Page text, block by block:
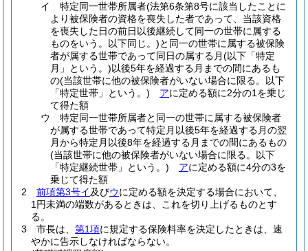
イ
特定同一世帯所属者(法第6条第8号に該当したことに
より被保険者の資格を喪失した者であって、当該資格
を喪失した日の前日以後継続して同一の世帯に属する
ものをいう。以下同じ。)と同一の世帯に属する被保険
者が属する世帯であって同日の属する月(以下「特定
月」という。)以後5年を経過する月までの間にあるも
の(当該世帯に他の被保険者がいない場合に限る。以下
「特定世帯」という。)
アに定める額に2分の1を乗じ
て得た額
ウ
特定同一世帯所属者と同一の世帯に属する被保険者
が属する世帯であって特定月以後5年を経過する月の翌
月から特定月以後8年を経過する月までの間にあるもの
(当該世帯に他の被保険者がいない場合に限る。以下
「特定継続世帯」という。)
アに定める額に4分の3を
乗じて得た額
2
前項第3号イ及びウに定める額を決定する場合において、
1円未満の端数があるときは、これを切り上げるものとす
る。
3
市長は、 第1項に規定する保険料率を決定したときは、速
やかに告示しなければならない。